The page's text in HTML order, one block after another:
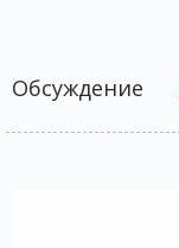
Обсуждение